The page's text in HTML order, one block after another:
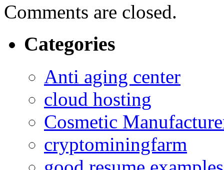
Comments are closed.
Categories
Anti aging center
cloud hosting
Cosmetic
cryptominingfarm